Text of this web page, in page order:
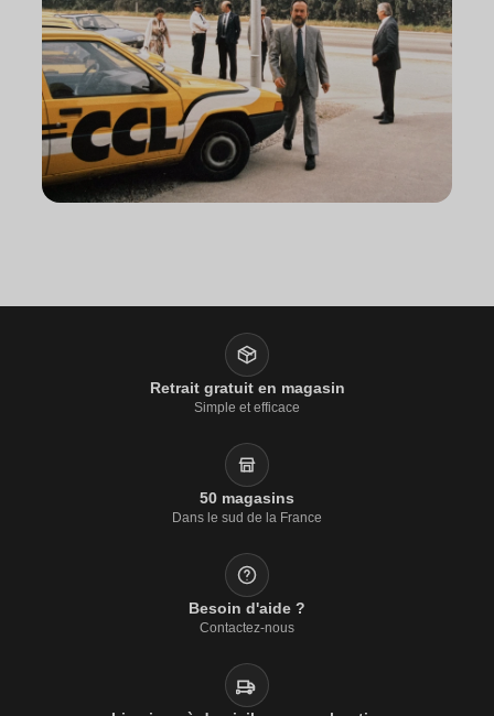
Retrait gratuit en magasin
Simple et efficace
50 magasins
Dans le sud de la France
Besoin d'aide ?
Contactez-nous